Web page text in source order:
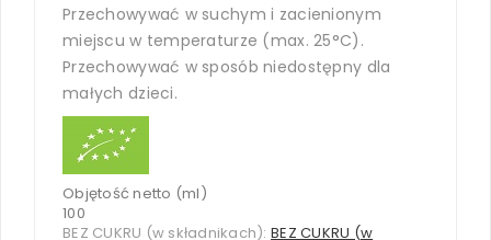
Przechowywać w suchym i zacienionym
miejscu w temperaturze (max. 25°C).
Przechowywać w sposób niedostępny dla
małych dzieci.
Objętość netto (ml)
100
BEZ CUKRU (w składnikach):BEZ CUKRU (w